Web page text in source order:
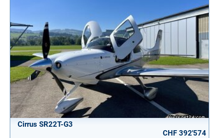
Cirrus SR22T-G3
CHF 392'574